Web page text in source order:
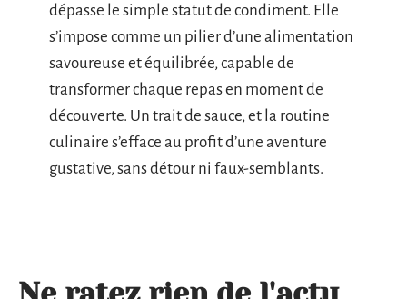
dépasse le simple statut de condiment. Elle
s’impose comme un pilier d’une alimentation
savoureuse et équilibrée, capable de
transformer chaque repas en moment de
découverte. Un trait de sauce, et la routine
culinaire s’efface au profit d’une aventure
gustative, sans détour ni faux-semblants.